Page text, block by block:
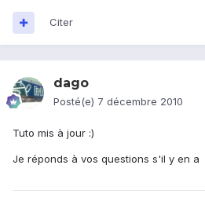
Citer
dago
Posté(e) 7 décembre 2010
Tuto mis à jour :)
Je réponds à vos questions s'il y en a